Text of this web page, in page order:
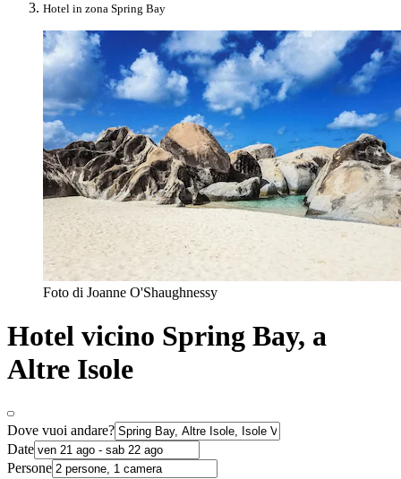
Hotel in zona Spring Bay
Foto di Joanne O'Shaughnessy
Hotel vicino Spring Bay, a
Altre Isole
Dove vuoi andare?
Date
Persone